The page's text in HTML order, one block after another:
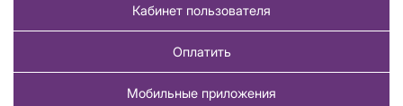
Кабинет пользователя
Оплатить
Мобильные приложения